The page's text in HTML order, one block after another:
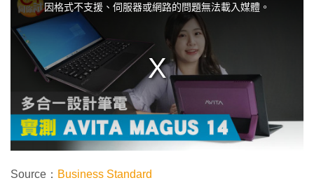
a
.
因格式不支援、伺服器或網路的問題無法載入媒體。
Source： Business Standard